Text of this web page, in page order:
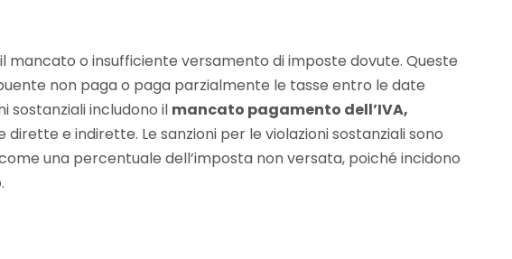
mancato o insufficiente versamento di imposte dovute. Queste
non paga o paga parzialmente le tasse entro le date
sostanziali includono il mancato pagamento dell’IVA,
dirette e indirette. Le sanzioni per le violazioni sostanziali sono
una percentuale dell’imposta non versata, poiché incidono